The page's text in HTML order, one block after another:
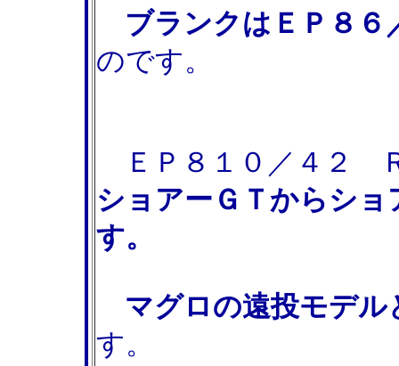
ブランクはＥＰ８
のです。
ＥＰ８１０／４２
ショアーＧＴからシ
す。
マグロの遠投モデ
す。